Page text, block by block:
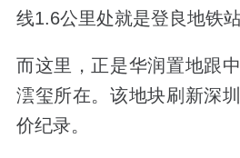
线1.6公里处就是登良地铁站
而这里，正是华润置地跟
澐玺所在。该地块刷新深
价纪录。